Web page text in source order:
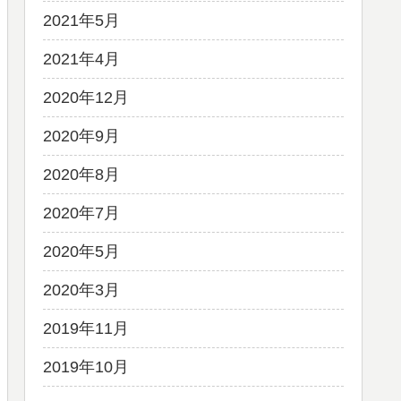
2021年5月
2021年4月
2020年12月
2020年9月
2020年8月
2020年7月
2020年5月
2020年3月
2019年11月
2019年10月